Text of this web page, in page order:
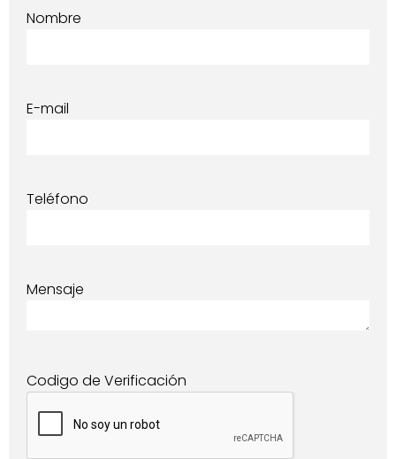
Nombre
E-mail
Teléfono
Mensaje
Codigo de Verificación